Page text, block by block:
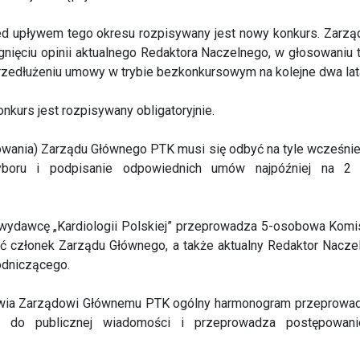
upływem tego okresu rozpisywany jest nowy konkurs.
opinii aktualnego Redaktora Naczelnego, w
umowy w trybie bezkonkursowym na kolejne dwa
jest rozpisywany obligatoryjnie.
Zarządu Głównego PTK musi się odbyć na tyle
i podpisanie odpowiednich umów najpóźniej na 2
„Kardiologii Polskiej” przeprowadza 5-osobowa
członek Zarządu Głównego, a także aktualny Redaktor
Zarządowi Głównemu PTK ogólny harmonogram
do publicznej wiadomości i przeprowadza